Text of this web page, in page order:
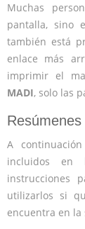
Muchas
pantalla, sino
también está
enlace más
imprimir el
MADI, solo las
Resúmenes
A
incluidos en
instrucciones
utilizarlos si
encuentra en